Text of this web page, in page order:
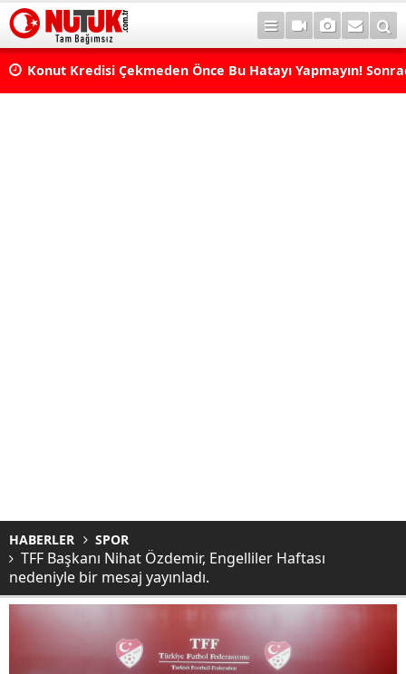
Konut Kredisi Çekmeden Önce Bu Hatayı Yapmayın!
HABERLER SPOR
TFF Başkanı Nihat Özdemir, Engelliler Haftası
nedeniyle bir mesaj yayınladı.